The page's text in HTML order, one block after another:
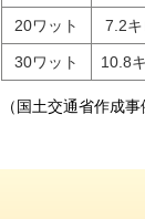
20ワット 7.2キ
30ワット 10.8
（国土交通省作成